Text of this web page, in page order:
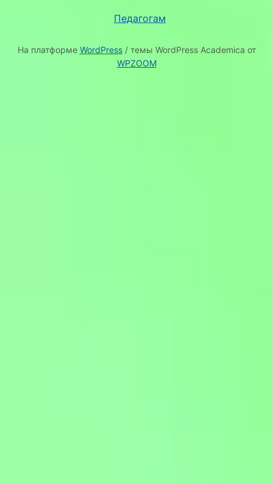
Педагогам
На платформе WordPress/ темы WordPress Academica от
WPZOOM